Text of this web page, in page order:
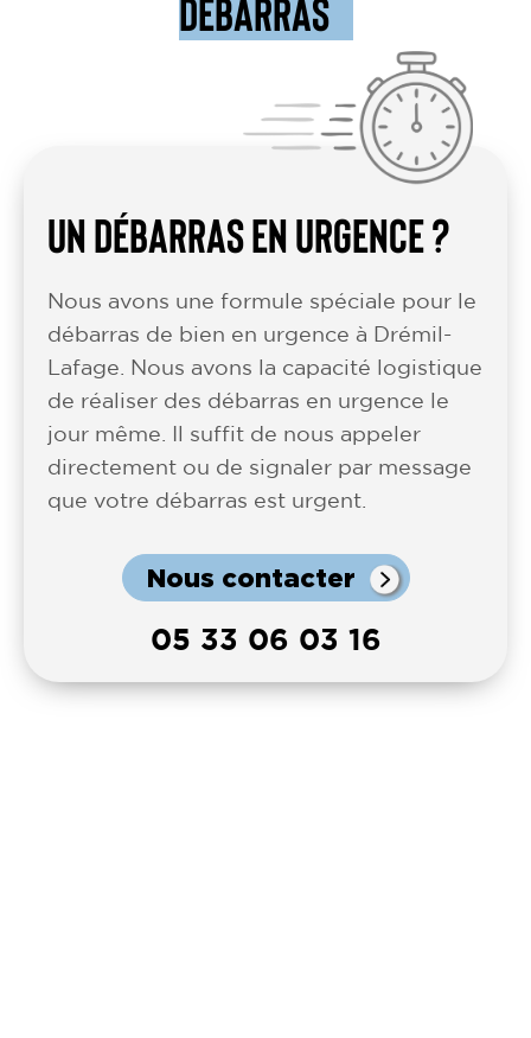
DÉBARRAS
UN DÉBARRAS EN URGENCE ?
Nous avons une formule spéciale pour le
débarras de bien en urgence à Drémil-
Lafage. Nous avons la capacité logistique
de réaliser des débarras en urgence le
jour même. Il suffit de nous appeler
directement ou de signaler par message
que votre débarras est urgent.
Nous contacter
05 33 06 03 16